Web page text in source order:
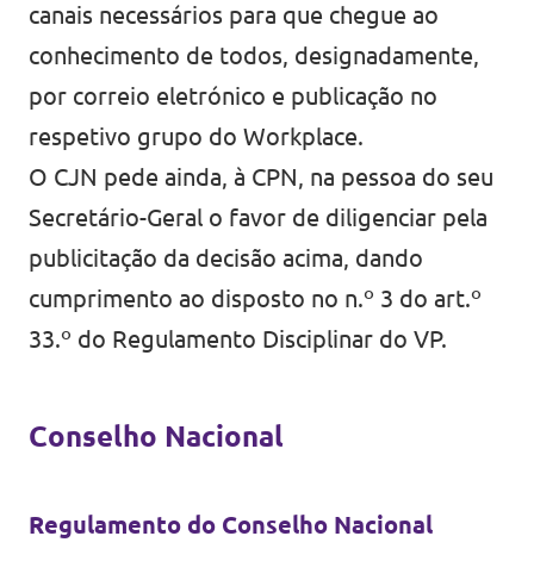
canais necessários para que chegue ao
conhecimento de todos, designadamente,
por correio eletrónico e publicação no
respetivo grupo do Workplace.
O CJN pede ainda, à CPN, na pessoa do seu
Secretário-Geral o favor de diligenciar pela
publicitação da decisão acima, dando
cumprimento ao disposto no n.º 3 do art.º
33.º do Regulamento Disciplinar do VP.
Conselho Nacional
Regulamento do Conselho Nacional